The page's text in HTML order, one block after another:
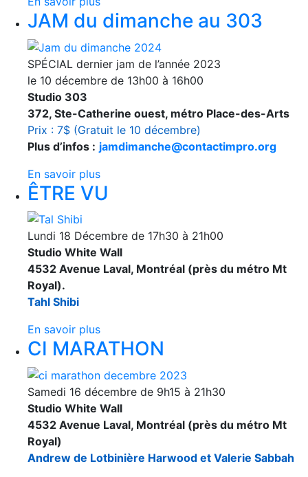
JAM du dimanche au 303
SPÉCIAL dernier jam de l’année 2023
le 10 décembre de 13h00 à 16h00
Studio 303
372, Ste-Catherine ouest, métro Place-des-Arts
Prix : 7$ (Gratuit le 10 décembre)
Plus d’infos : jamdimanche@contactimpro.org
En savoir plus
ÊTRE VU
Lundi 18 Décembre de 17h30 à 21h00
Studio White Wall
4532 Avenue Laval, Montréal (près du métro Mt
Royal).
Tahl Shibi
En savoir plus
CI MARATHON
Samedi 16 décembre de 9h15 à 21h30
Studio White Wall
4532 Avenue Laval, Montréal (près du métro Mt
Royal)
Andrew de Lotbinière Harwood et Valerie Sabbah